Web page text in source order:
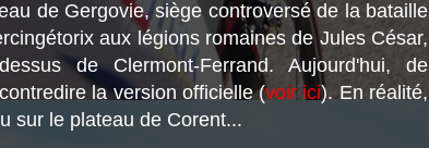
de Gergovie, siège controversé de la bataille
aux légions romaines de Jules César,
de Clermont-Ferrand. Aujourd'hui, de
la version officielle (voir ici). En réalité,
sur le plateau de Corent...